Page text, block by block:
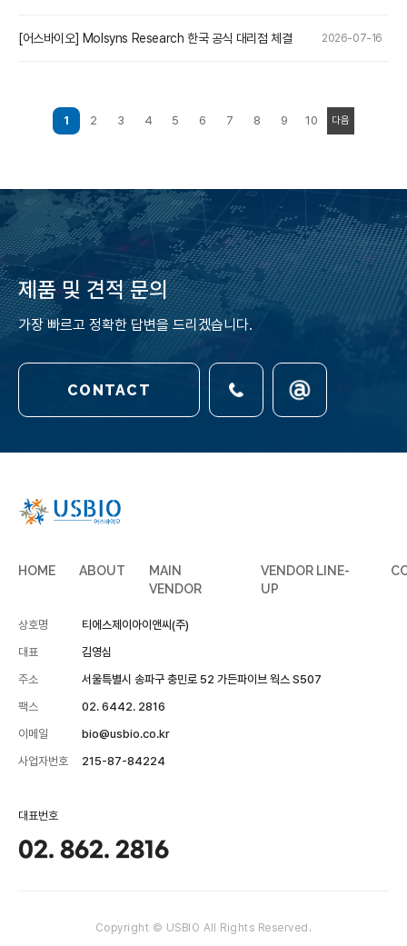
[어스바이오] Molsyns Research 한국 공식 대리점 체결 2026-07-16
1 2 3 4 5 6 7 8 9 10 다음
제품 및 견적 문의
가장 빠르고 정확한 답변을 드리겠습니다.
CONTACT
HOME ABOUT
MAIN
VENDOR
VENDOR LINE-
UP
상호명
티에스제이아이앤씨(주)
대표
김영심
주소
서울특별시 송파구 충민로 52 가든파이브 웍스 S507
팩스
02. 6442. 2816
이메일
bio@usbio.co.kr
사업자번호
215-87-84224
대표번호
02. 862. 2816
Copyright © USBIO All Rights Reserved.